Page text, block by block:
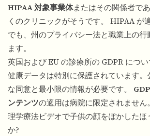
HIPAA 対象事業体またはその関係者で
くのクリニックがそうです。 HIPAA が
でも、州のプライバシー法と職業上の
ます。
英国および EU の診療所の GDPR につ
健康データは特別に保護されています。
な同意と最小限の情報が必要です。
ンテンツの適用は病院に限定されません。
理学療法ビデオで子供の顔をぼかしたほ
か?